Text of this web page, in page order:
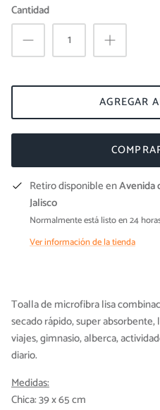
Cantidad
AGREGAR
Retiro disponible enAvenida
Jalisco
Normalmente está listo en 24
Ver información de la tienda
Toalla de microfibra lisa
secado rápido, super
viajes, gimnasio, alberca,
diario.
Medidas:
Chica: 39 x 65 cm